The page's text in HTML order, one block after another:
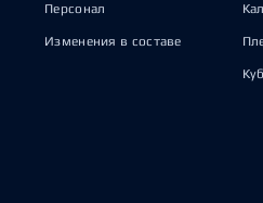
Персонал
Изменения в составе